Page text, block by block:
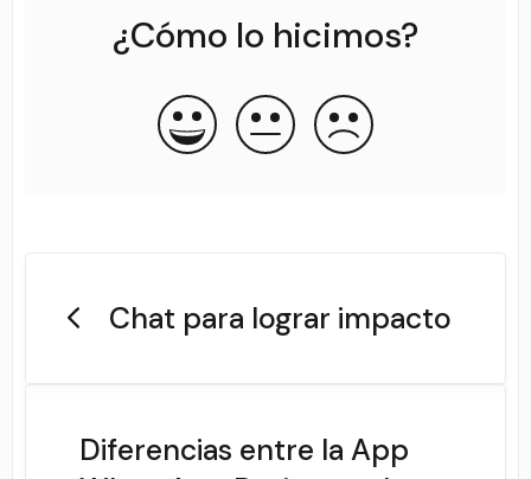
¿Cómo lo hicimos?
Chat para lograr impacto
Diferencias entre la App